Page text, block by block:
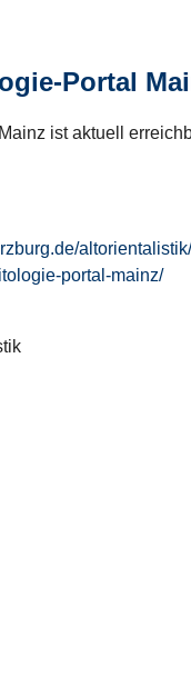
Portal
ist aktuell
portal-mainz/